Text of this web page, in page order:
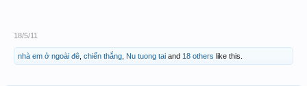
18/5/11
nhà em ở ngoài đê chiến thắng Nu tuong tai and 18 others like this.